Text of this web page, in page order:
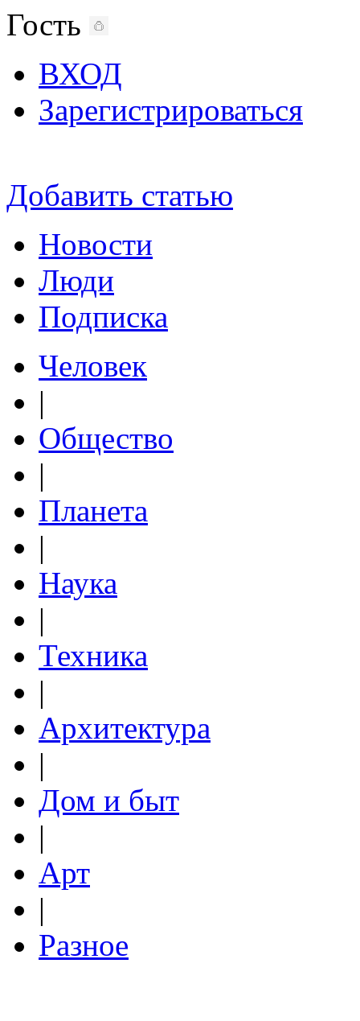
Гость
ВХОД
Зарегистрироваться
Добавить статью
Новости
Люди
Подписка
Человек
|
Общество
|
Планета
|
Наука
|
Техника
|
Архитектура
|
Дом и быт
|
Арт
|
Разное